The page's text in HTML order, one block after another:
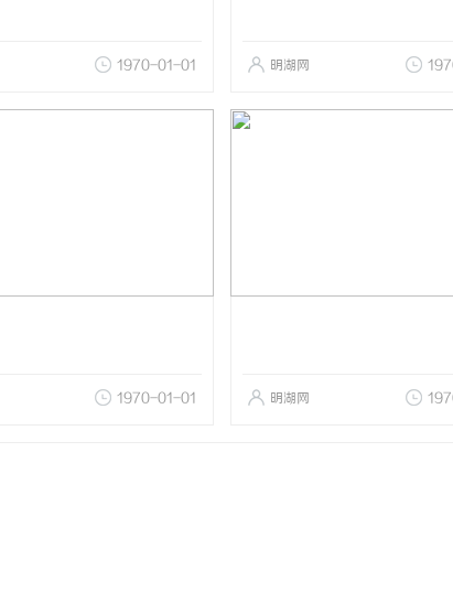
1970-01-01 明湖网
1970-01-01 明湖网